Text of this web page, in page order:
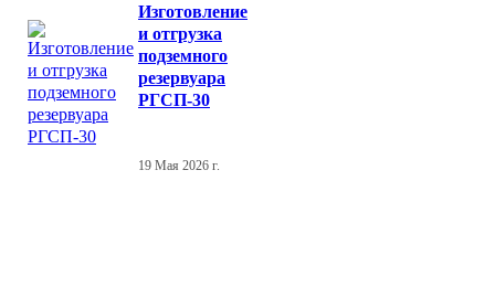
Изготовление
и отгрузка
подземного
резервуара
РГСП-30
19 Мая 2026 г.